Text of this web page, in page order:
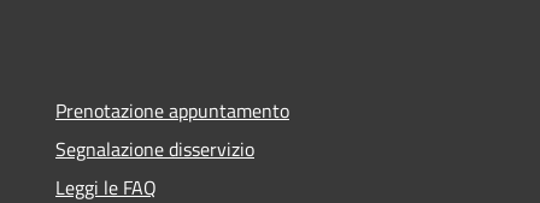
Prenotazione appuntamento
Segnalazione disservizio
Leggi le FAQ